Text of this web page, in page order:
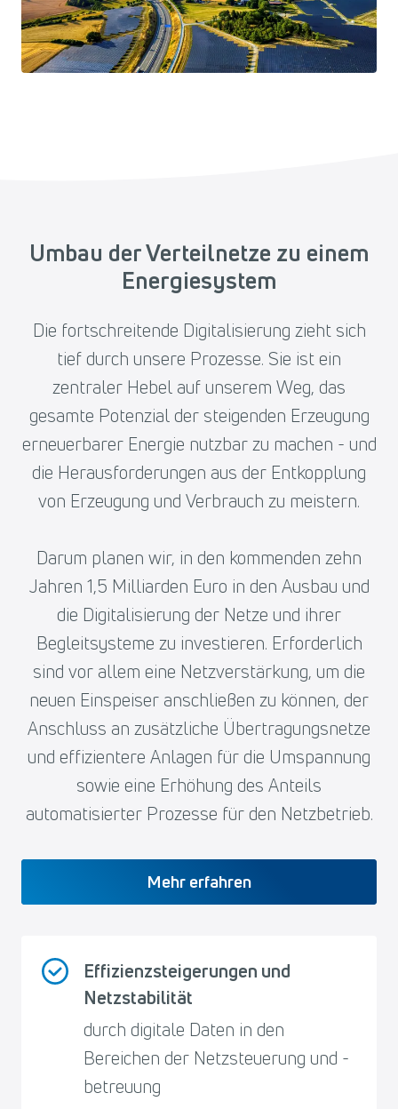
Umbau der Verteilnetze zu einem
Energiesystem
Die fortschreitende Digitalisierung zieht sich
tief durch unsere Prozesse. Sie ist ein
zentraler Hebel auf unserem Weg, das
gesamte Potenzial der steigenden Erzeugung
erneuerbarer Energie nutzbar zu machen - und
die Herausforderungen aus der Entkopplung
von Erzeugung und Verbrauch zu meistern.
Darum planen wir, in den kommenden zehn
Jahren 1,5 Milliarden Euro in den Ausbau und
die Digitalisierung der Netze und ihrer
Begleitsysteme zu investieren. Erforderlich
sind vor allem eine Netzverstärkung, um die
neuen Einspeiser anschließen zu können, der
Anschluss an zusätzliche Übertragungsnetze
und effizientere Anlagen für die Umspannung
sowie eine Erhöhung des Anteils
automatisierter Prozesse für den Netzbetrieb.
Mehr erfahren
Effizienzsteigerungen und
Netzstabilität
durch digitale Daten in den
Bereichen der Netzsteuerung und -
betreuung